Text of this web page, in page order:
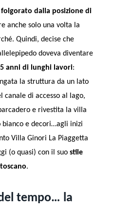
folgorato dalla posizione di
anche solo una volta la
Quindi, decise che
doveva diventare
anni di lunghi lavori:
la struttura da un lato
canale di accesso al lago,
e rivestita la villa
e decori…agli inizi
Villa Ginori La Piaggetta
(o quasi) con il suo stile
.
tempo… la